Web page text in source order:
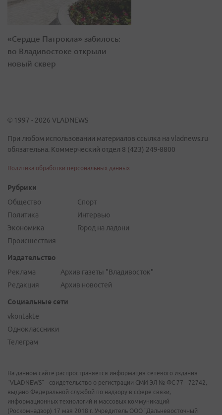
«Сердце Патрокла» забилось:
во Владивостоке открыли
новый сквер
© 1997 - 2026 VLADNEWS
При любом использовании материалов ссылка на vladnews.ru
обязательна. Коммерческий отдел 8 (423) 249-8800
Политика обработки персональных данных
Рубрики
Общество
Политика
Экономика
Происшествия
Спорт
Интервью
Город на ладони
Издательство
Реклама
Редакция
Архив газеты "Владивосток"
Архив новостей
Социальные сети
vkontakte
Одноклассники
Телеграм
На данном сайте распространяется информация сетевого издания
"VLADNEWS" - свидетельство о регистрации СМИ ЭЛ № ФС 77 - 72742,
выдано Федеральной службой по надзору в сфере связи,
информационных технологий и массовых коммуникаций
(Роскомнадзор) 17 мая 2018 г. Учредитель ООО "Дальневосточный